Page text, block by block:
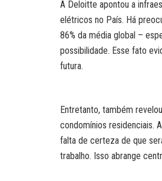
A Deloitte apontou a
elétricos no País. Há
86% da média global –
possibilidade. Esse fato
futura.
Entretanto, também
condomínios residenciais.
falta de certeza de que
trabalho. Isso abrange